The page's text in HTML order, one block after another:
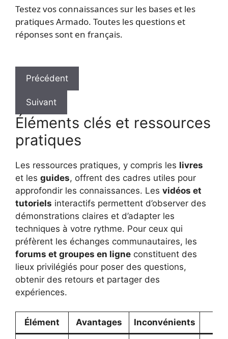
Testez vos connaissances sur les bases et les
pratiques Armado. Toutes les questions et
réponses sont en français.
Précédent
Suivant
Éléments clés et ressources
pratiques
Les ressources pratiques, y compris les livres
et les guides, offrent des cadres utiles pour
approfondir les connaissances. Les vidéos et
tutoriels interactifs permettent d’observer des
démonstrations claires et d’adapter les
techniques à votre rythme. Pour ceux qui
préfèrent les échanges communautaires, les
forums et groupes en ligne constituent des
lieux privilégiés pour poser des questions,
obtenir des retours et partager des
expériences.
Élément Avantages Inconvénients